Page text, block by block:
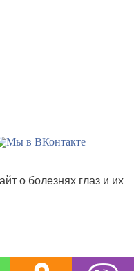
о болезнях глаз и их